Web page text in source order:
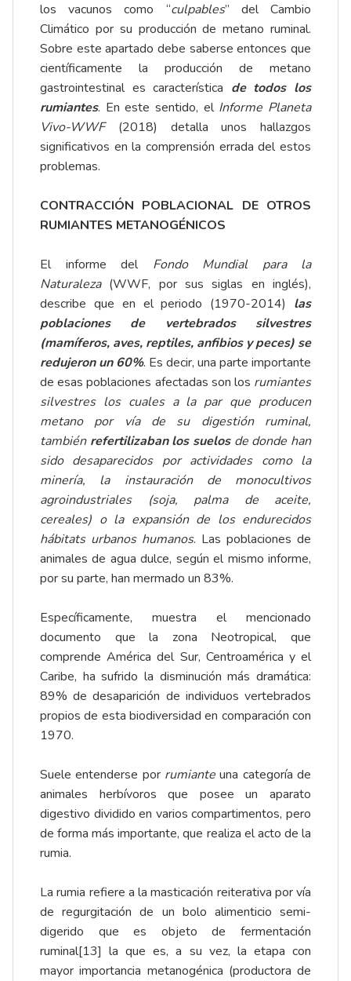
los vacunos como “culpables” del Cambio
Climático por su producción de metano ruminal.
Sobre este apartado debe saberse entonces que
científicamente la producción de metano
gastrointestinal es característica de todos los
rumiantes. En este sentido, el Informe Planeta
Vivo-WWF(2018) detalla unos hallazgos
significativos en la comprensión errada del estos
problemas.
CONTRACCIÓN POBLACIONAL DE OTROS
RUMIANTES METANOGÉNICOS
El informe del Fondo Mundial para la
Naturaleza(WWF, por sus siglas en inglés),
describe que en el periodo (1970-2014) las
poblaciones de vertebrados silvestres
(mamíferos, aves, reptiles, anfibios y peces) se
redujeron un 60%. Es decir, una parte importante
de esas poblaciones afectadas son los rumiantes
silvestres los cuales a la par que producen
metano por vía de su digestión ruminal,
también refertilizaban los suelosde donde han
sido desaparecidos por actividades como la
minería, la instauración de monocultivos
agroindustriales (soja, palma de aceite,
cereales) o la expansión de los endurecidos
hábitats urbanos humanos. Las poblaciones de
animales de agua dulce, según el mismo informe,
por su parte, han mermado un 83%.
Específicamente, muestra el mencionado
documento que la zona Neotropical, que
comprende América del Sur, Centroamérica y el
Caribe, ha sufrido la disminución más dramática:
89% de desaparición de individuos vertebrados
propios de esta biodiversidad en comparación con
1970.
Suele entenderse por rumiante una categoría de
animales herbívoros que posee un aparato
digestivo dividido en varios compartimentos, pero
de forma más importante, que realiza el acto de la
rumia.
La rumia refiere a la masticación reiterativa por vía
de regurgitación de un bolo alimenticio semi-
digerido que es objeto de fermentación
ruminal[13] la que es, a su vez, la etapa con
mayor importancia metanogénica (productora de